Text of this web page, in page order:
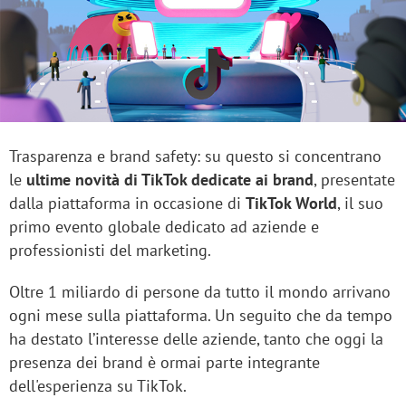
Trasparenza e brand safety: su questo si concentrano
le ultime novità di TikTok dedicate ai brand, presentate
dalla piattaforma in occasione di TikTok World, il suo
primo evento globale dedicato ad aziende e
professionisti del marketing.
Oltre 1 miliardo di persone da tutto il mondo arrivano
ogni mese sulla piattaforma. Un seguito che da tempo
ha destato l’interesse delle aziende, tanto che oggi la
presenza dei brand è ormai parte integrante
dell'esperienza su TikTok.